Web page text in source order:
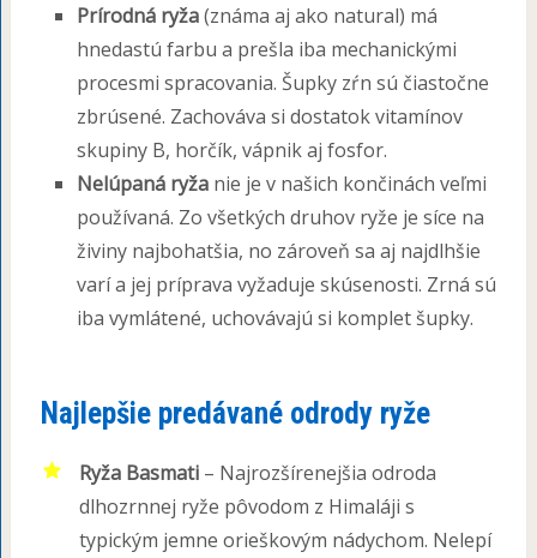
Prírodná ryža(známa aj ako natural) má
hnedastú farbu a prešla iba mechanickými
procesmi spracovania. Šupky zŕn sú čiastočne
zbrúsené. Zachováva si dostatok vitamínov
skupiny B, horčík, vápnik aj fosfor.
Nelúpaná ryžanie je v našich končinách veľmi
používaná. Zo všetkých druhov ryže je síce na
živiny najbohatšia, no zároveň sa aj najdlhšie
varí a jej príprava vyžaduje skúsenosti. Zrná sú
iba vymlátené, uchovávajú si komplet šupky.
Najlepšie predávané odrody ryže
Ryža Basmati– Najrozšírenejšia odroda
dlhozrnnej ryže pôvodom z Himaláji s
typickým jemne orieškovým nádychom. Nelepí